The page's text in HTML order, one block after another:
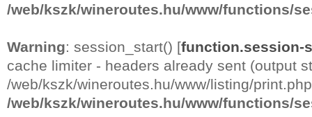
/web/kszk/wineroutes.hu/www/functions/
Warning: session_start() [function.session-
cache limiter - headers already sent (output
/web/kszk/wineroutes.hu/www/listing/
/web/kszk/wineroutes.hu/www/functions/